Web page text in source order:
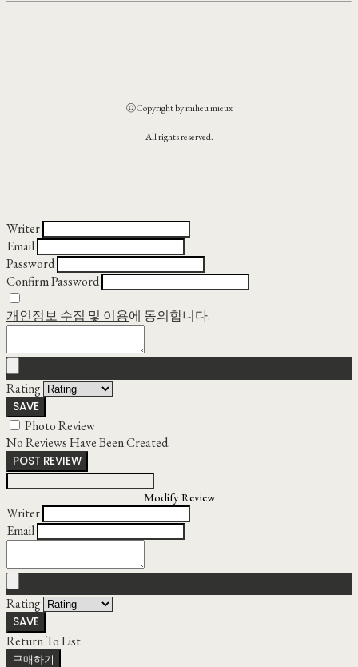
ⓒCopyright by milieu mieux
All rights reserved.
Writer
Email
Password
Confirm Password
개인정보 수집 및 이용에 동의합니다.
Rating
SAVE
Photo Review
No Reviews Have Been Created.
POST REVIEW
Modify Review
Writer
Email
Rating
SAVE
Return To List
구매하기